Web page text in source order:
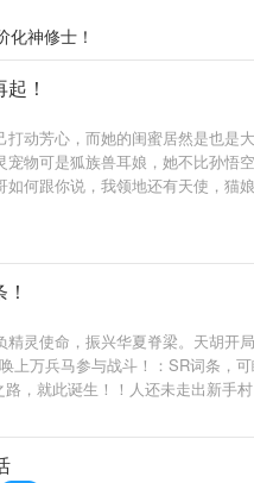
神修士！
！
动芳心，而她的闺蜜居然是也是
物可是狐族兽耳娘，她不比孙
何跟你说，我领地还有天使，
负精灵使命，振兴华夏脊梁
上万兵马参与战斗！：SR词条
就此诞生！！人还未走出新手村